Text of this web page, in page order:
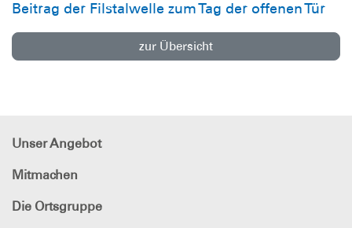
Beitrag der Filstalwelle zum Tag der offenen Tür
zur Übersicht
Unser Angebot
Mitmachen
Die Ortsgruppe